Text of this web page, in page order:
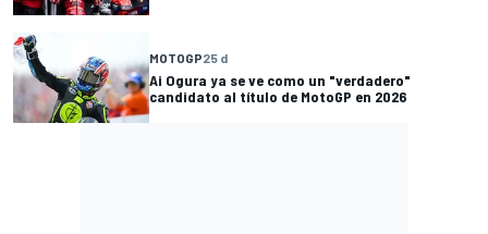
MOTOGP25 d
Ai Ogura ya se ve como un "verdadero"
candidato al título de MotoGP en 2026